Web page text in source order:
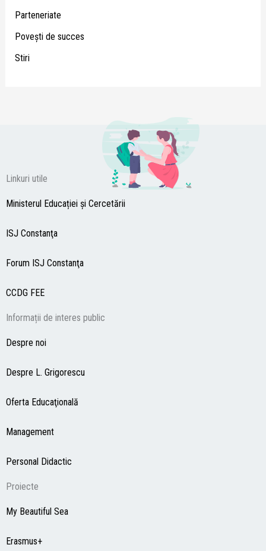
Parteneriate
Poveşti de succes
Stiri
Linkuri utile
Ministerul Educației și Cercetării
ISJ Constanţa
Forum ISJ Constanţa
CCDG FEE
Informații de interes public
Despre noi
Despre L. Grigorescu
Oferta Educaţională
Management
Personal Didactic
Proiecte
My Beautiful Sea
Erasmus+